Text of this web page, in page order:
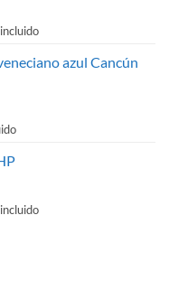
azul Cancún